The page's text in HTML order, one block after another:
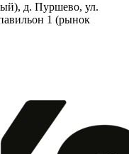
д. Пуршево, ул.
1 (рынок